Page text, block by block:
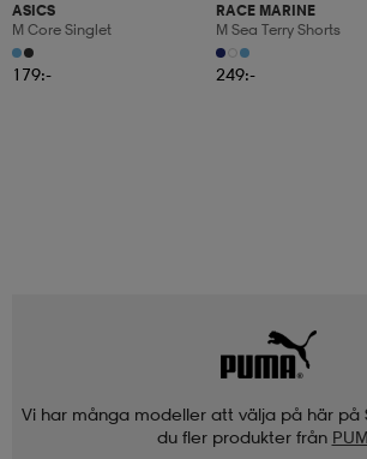
ASICS
M Core Singlet
179:-
RACE MARINE
M Sea Terry Shorts
249:-
Vi har många modeller att välja på här på
du fler produkter från